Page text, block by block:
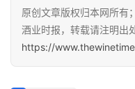
原创文章版权归本网所有
酒业时报，转载请注明出处
https://